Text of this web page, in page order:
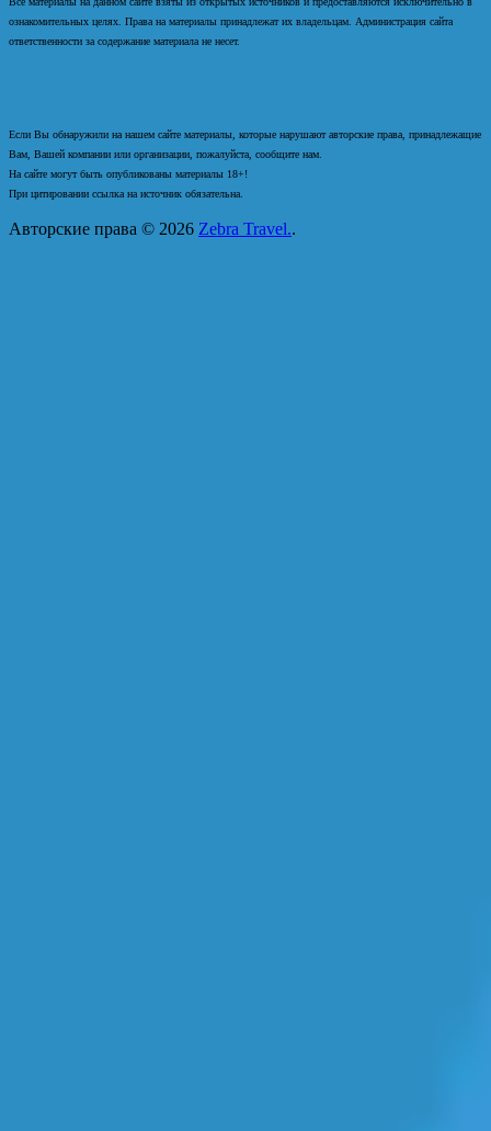
ознакомительных целях. Права на материалы принадлежат их владельцам. Администрация сайта
ответственности за содержание материала не несет.
Если Вы обнаружили на нашем сайте материалы, которые нарушают авторские права, принадлежащие
Вам, Вашей компании или организации, пожалуйста, сообщите нам.
На сайте могут быть опубликованы материалы 18+!
При цитировании ссылка на источник обязательна.
Авторские права © 2026 Zebra Travel..